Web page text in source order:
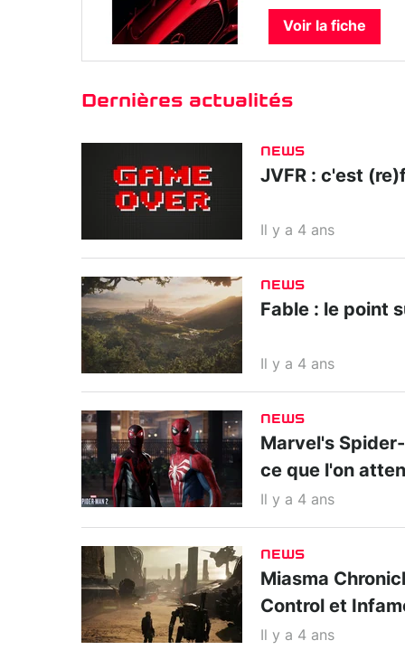
Voir la fiche
Dernières actualités
NEWS
JVFR : c'est
Il y a 4 ans
NEWS
Fable : le point
Il y a 4 ans
NEWS
Marvel's
ce que l'on
Il y a 4 ans
NEWS
Miasma
Control et
Il y a 4 ans